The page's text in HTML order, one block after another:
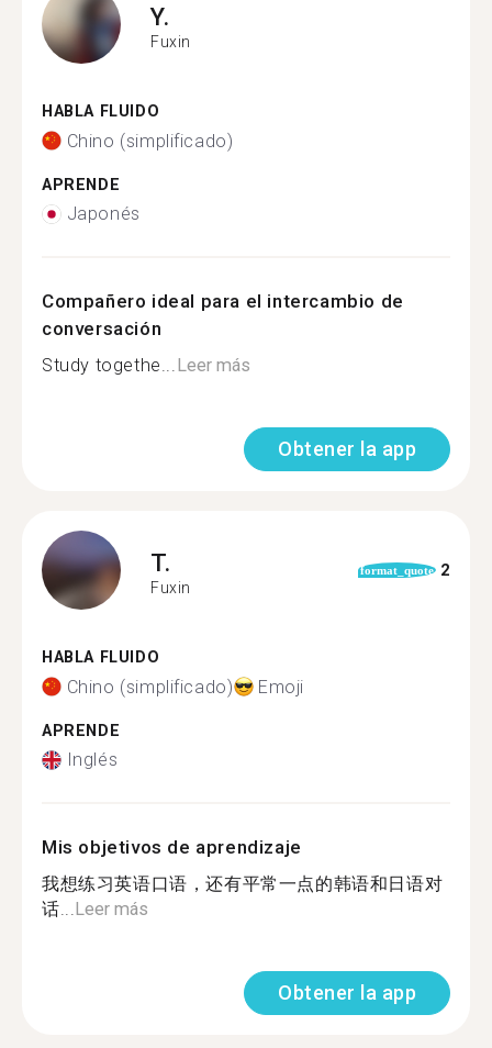
Y.
Fuxin
HABLA FLUIDO
Chino (simplificado)
APRENDE
Japonés
Compañero ideal para el intercambio de
conversación
Study togethe...Leer más
Obtener la app
T.
Fuxin
format_quote 2
HABLA FLUIDO
Chino (simplificado) Emoji
APRENDE
Inglés
Mis objetivos de aprendizaje
我想练习英语口语，还有平常一点的韩语和日语对
话...Leer más
Obtener la app